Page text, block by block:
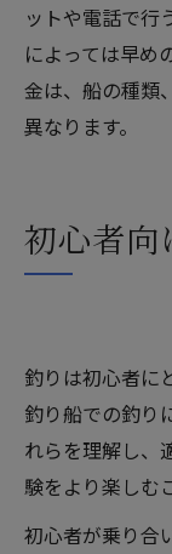
ットや電話で行
によっては早め
金は、船の種類
異なります。
初心者向
釣りは初心者に
釣り船での釣り
れらを理解し、
験をより楽しむ
初心者が乗り合